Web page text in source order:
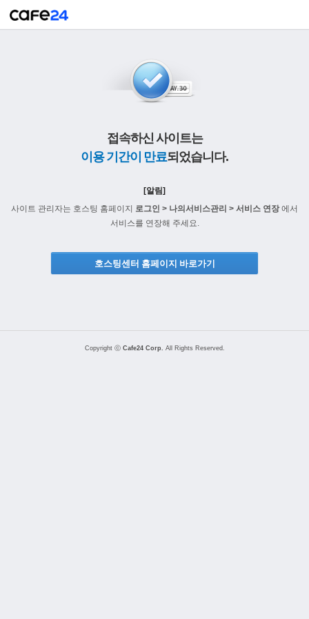
접속하신 사이트는
이용 기간이 만료되었습니다.
[알림]
사이트 관리자는 호스팅 홈페이지 로그인 > 나의서비스관리 > 서비스 연장에서
서비스를 연장해 주세요.
호스팅센터 홈페이지 바로가기
Copyright ⓒ Cafe24 Corp. All Rights Reserved.